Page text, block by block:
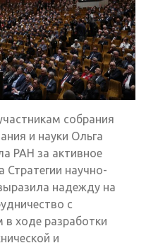
собрания
и науки Ольга
РАН за активное
Стратегии научно-
надежду на
с
ходе разработки
и